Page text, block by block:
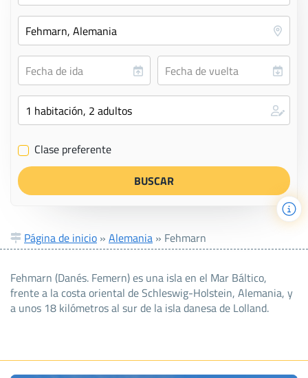
✔ Clase preferente
Página de inicio » Alemania » Fehmarn
Fehmarn (Danés. Femern) es una isla en el Mar Báltico,
frente a la costa oriental de Schleswig-Holstein, Alemania, y
a unos 18 kilómetros al sur de la isla danesa de Lolland.